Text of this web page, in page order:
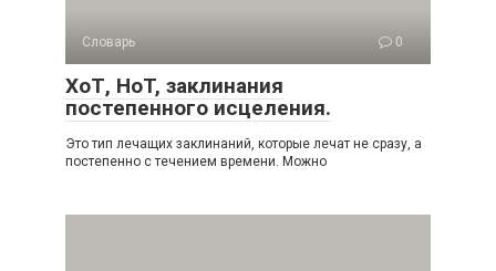
Словарь 0
ХоТ, HoT, заклинания
постепенного исцеления.
Это тип лечащих заклинаний, которые лечат не сразу, а
постепенно с течением времени. Можно